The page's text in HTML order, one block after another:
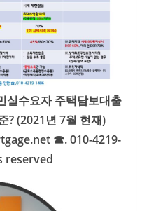
실수요자 주택담보대출
? (2021년 7월 현재)
☎. 010-4219-
reserved